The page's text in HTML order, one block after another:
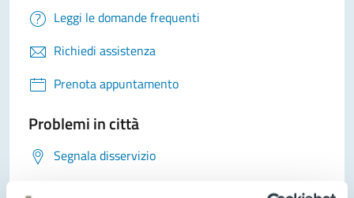
Leggi le domande frequenti
Richiedi assistenza
Prenota appuntamento
Problemi in città
Segnala disservizio